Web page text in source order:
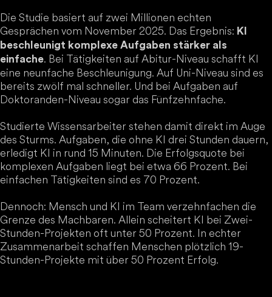
Die Studie basiert auf zwei Millionen echten
Gesprächen vom November 2025. Das Ergebnis: KI
beschleunigt komplexe Aufgaben stärker als
einfache. Bei Tätigkeiten auf Abitur-Niveau schafft KI
eine neunfache Beschleunigung. Auf Uni-Niveau sind es
bereits zwölf mal schneller. Und bei Aufgaben auf
Doktoranden-Niveau sogar das Fünfzehnfache.
Studierte Wissensarbeiter stehen damit direkt im Auge
des Sturms. Aufgaben, die ohne KI drei Stunden dauern,
erledigt KI in rund 15 Minuten. Die Erfolgsquote bei
komplexen Aufgaben liegt bei etwa 66 Prozent. Bei
einfachen Tätigkeiten sind es 70 Prozent.
Dennoch: Mensch und KI im Team verzehnfachen die
Grenze des Machbaren. Allein scheitert KI bei Zwei-
Stunden-Projekten oft unter 50 Prozent. In echter
Zusammenarbeit schaffen Menschen plötzlich 19-
Stunden-Projekte mit über 50 Prozent Erfolg.